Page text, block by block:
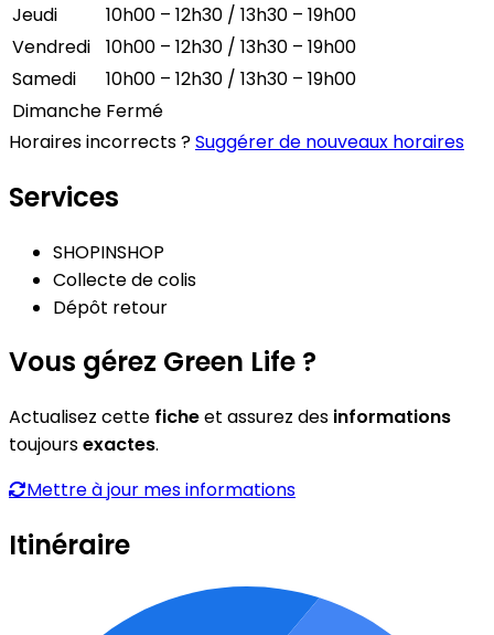
Jeudi
10h00 – 12h30 / 13h30 – 19h00
Vendredi
10h00 – 12h30 / 13h30 – 19h00
Samedi
10h00 – 12h30 / 13h30 – 19h00
Dimanche Fermé
Horaires incorrects ?Suggérer de nouveaux horaires
Services
SHOPINSHOP
Collecte de colis
Dépôt retour
Vous gérez Green Life ?
Actualisez cette ficheet assurez des informations
toujoursexactes.
Mettre à jour mes informations
Itinéraire